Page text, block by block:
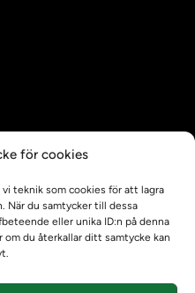
för cookies
teknik som cookies för att lagra
När du samtycker till dessa
eller unika ID:n på denna
du återkallar ditt samtycke kan
på Ladokkonsortiet